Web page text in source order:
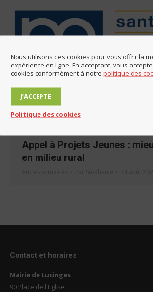
Appel à Projets Jeunes :
en milieu rural
Contact et horaires
Mairie de Lucinges
90 Place de l'Eglise
Nous utilisons des cookies pour vous offrir la
expérience en ligne. En acceptant, vous
cookies conformément à notrepolitique des
J’ACCEPTE
Politique des cookies